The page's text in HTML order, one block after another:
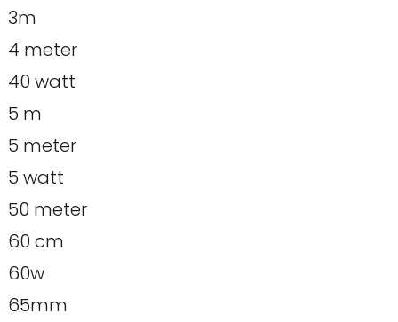
3m
4 meter
40 watt
5 m
5 meter
5 watt
50 meter
60 cm
60w
65mm